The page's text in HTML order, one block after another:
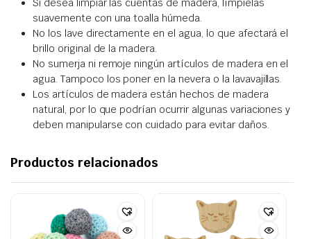
Si desea limpiar las cuentas de madera, límpielas
suavemente con una toalla húmeda.
No los lave directamente en el agua, lo que afectará el
brillo original de la madera.
No sumerja ni remoje ningún artículos de madera en el
agua. Tampoco los poner en la nevera o la lavavajillas.
Los artículos de madera están hechos de madera
natural, por lo que podrían ocurrir algunas variaciones y
deben manipularse con cuidado para evitar daños.
Productos relacionados